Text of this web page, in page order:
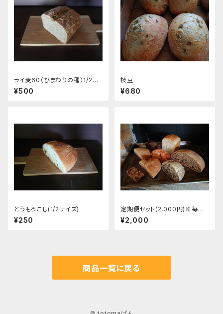
ライ麦60（ひまわりの種）1/2サ
イズ
¥500
枝豆
¥680
とうもろこし(1/2サイズ)
¥250
定期便セット(2,000円)※毎月
お届け※
¥2,000
商品一覧に戻る